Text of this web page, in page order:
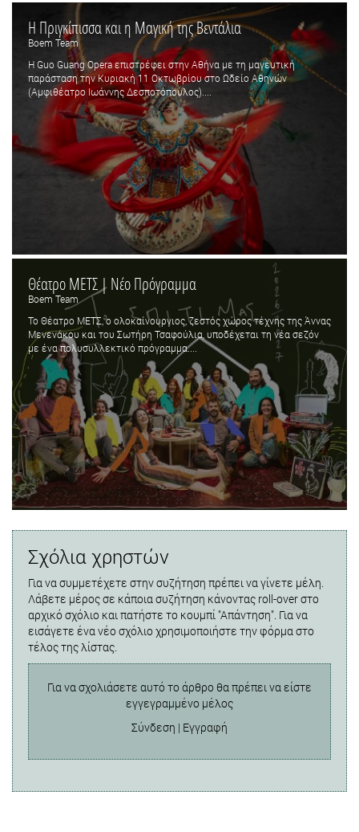
Η Πριγκίπισσα και η Μαγική της Βεντάλια
Boem Team
Η Guo Guang Opera επιστρέφει στην Αθήνα με τη μαγευτική
παράσταση την Κυριακή 11 Οκτωβρίου στο Ωδείο Αθηνών
(Αμφιθέατρο Ιωάννης Δεσποτόπουλος)....
Θέατρο ΜΕΤΣ | Νέο Πρόγραμμα
Boem Team
Το Θέατρο ΜΕΤΣ, ο ολοκαίνουργιος, ζεστός χώρος τέχνης της Άννας
Μενενάκου και του Σωτήρη Τσαφούλια, υποδέχεται τη νέα σεζόν
με ένα πολυσυλλεκτικό πρόγραμμα....
Σχόλια χρηστών
Για να συμμετέχετε στην συζήτηση πρέπει να γίνετε μέλη.
Λάβετε μέρος σε κάποια συζήτηση κάνοντας roll-over στο
αρχικό σχόλιο και πατήστε το κουμπί "Απάντηση". Για να
εισάγετε ένα νέο σχόλιο χρησιμοποιήστε την φόρμα στο
τέλος της λίστας.
Για να σχολιάσετε αυτό το άρθρο θα πρέπει να είστε
εγγεγραμμένο μέλος
Σύνδεση | Εγγραφή